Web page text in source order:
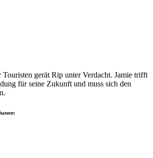
gerät Rip unter Verdacht. Jamie trifft
für seine Zukunft und muss sich den